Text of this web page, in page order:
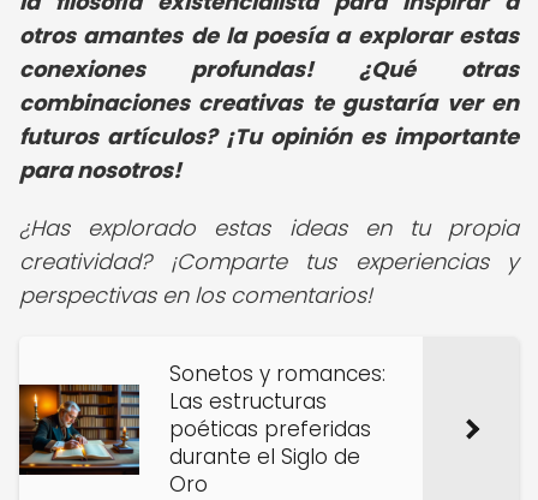
otros amantes de la poesía a explorar estas
conexiones profundas! ¿Qué otras
combinaciones creativas te gustaría ver en
futuros artículos? ¡Tu opinión es importante
para nosotros!
¿Has explorado estas ideas en tu propia
creatividad? ¡Comparte tus experiencias y
perspectivas en los comentarios!
Sonetos y romances:
Las estructuras
poéticas preferidas
durante el Siglo de
Oro